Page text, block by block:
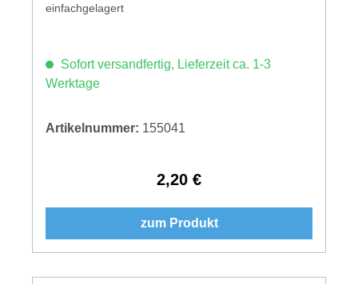
einfachgelagert
Sofort versandfertig, Lieferzeit ca. 1-3
Werktage
Artikelnummer: 155041
Regulärer Preis:
2,20 €
zum Produkt